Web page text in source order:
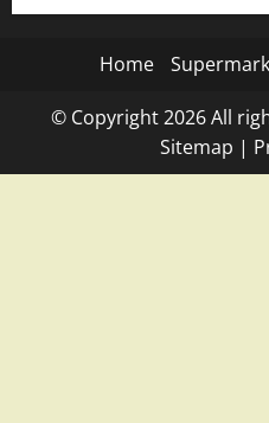
Home
© Copyright2026All
Sitemap |